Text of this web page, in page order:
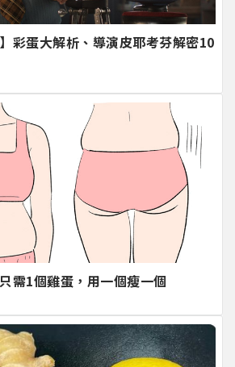
彩蛋大解析、導演皮耶考芬解密10
需1個雞蛋，用一個瘦一個